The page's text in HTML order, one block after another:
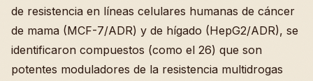
de resistencia en líneas celulares humanas de cáncer
de mama (MCF-7/ADR) y de hígado (HepG2/ADR), se
identificaron compuestos (como el 26) que son
potentes moduladores de la resistencia multidrogas